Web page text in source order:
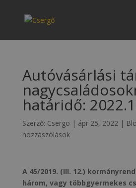
Autóvásárlási
határidő:
Szerző: Csergo | ápr 25, 2022|
hozzászólások
A 45/2019. (III. 12.)
három, vagy többgyermekes